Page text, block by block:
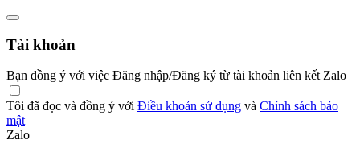
Tài khoản
Bạn đồng ý với việc Đăng nhập/Đăng ký từ tài khoản liên kết Zalo
Tôi đã đọc và đồng ý với Điều khoản sử dụng và Chính sách bảo
mật
Zalo